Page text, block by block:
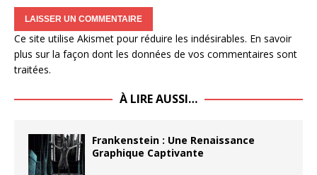
Ce site utilise Akismet pour réduire les indésirables. En savoir
plus sur la façon dont les données de vos commentaires sont
traitées.
À LIRE AUSSI…
Frankenstein : Une Renaissance
Graphique Captivante